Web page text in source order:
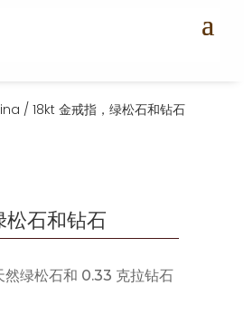
/ 18kt 金戒指，绿松石和钻石
松石和钻石
绿松石和 0.33 克拉钻石